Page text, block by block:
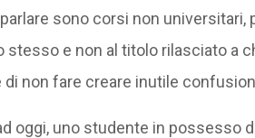
sono corsi non universitari,
e non al titolo rilasciato a
non fare creare inutile
oggi, uno studente in possesso